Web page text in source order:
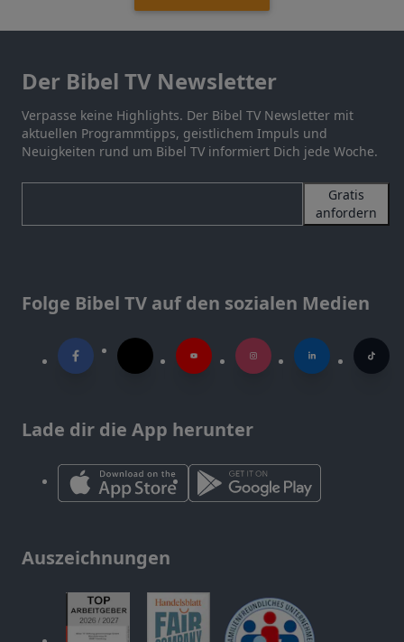
Der Bibel TV Newsletter
Verpasse keine Highlights. Der Bibel TV Newsletter mit
aktuellen Programmtipps, geistlichem Impuls und
Neuigkeiten rund um Bibel TV informiert Dich jede Woche.
Gratis
anfordern
Folge Bibel TV auf den sozialen Medien
Lade dir die App herunter
Auszeichnungen